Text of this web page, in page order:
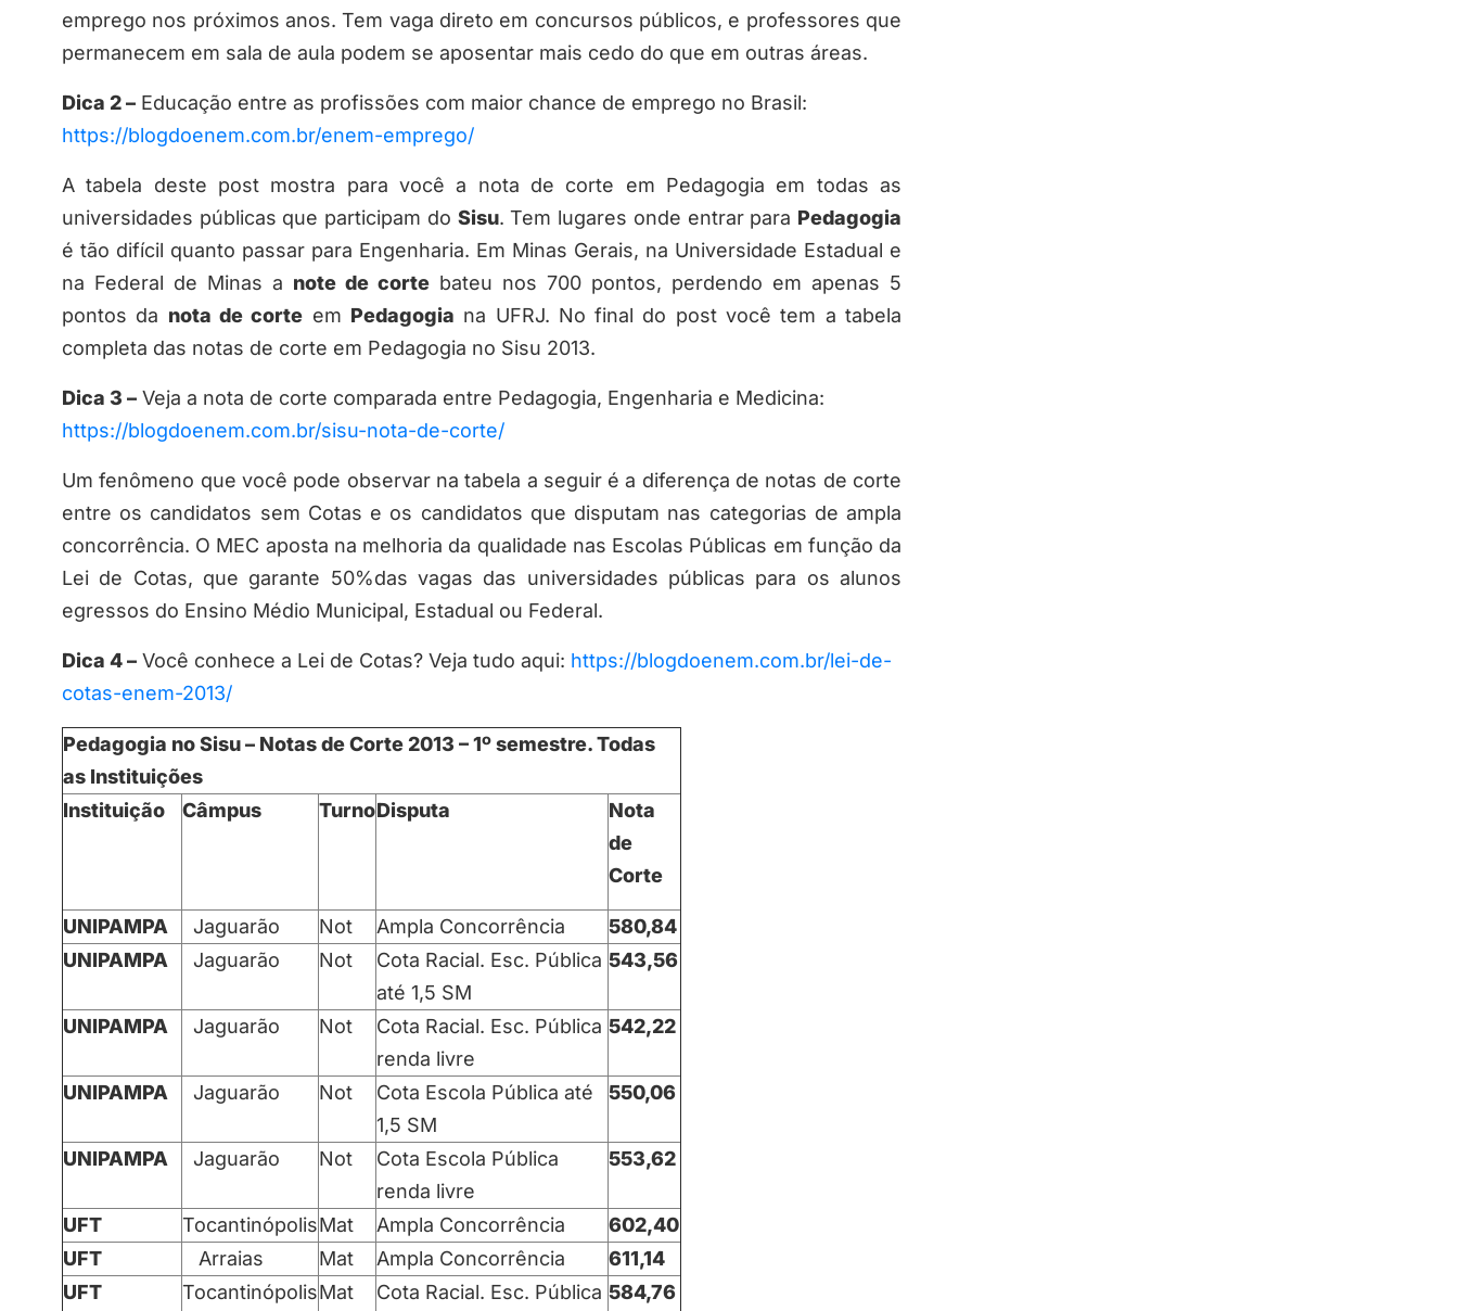
emprego nos próximos anos. Tem vaga direto em concursos públicos, e professores que
permanecem em sala de aula podem se aposentar mais cedo do que em outras áreas.
Dica 2 – Educação entre as profissões com maior chance de emprego no Brasil:
https://blogdoenem.com.br/enem-emprego/
A tabela deste post mostra para você a nota de corte em Pedagogia em todas as
universidades públicas que participam do Sisu. Tem lugares onde entrar para Pedagogia
é tão difícil quanto passar para Engenharia. Em Minas Gerais, na Universidade Estadual e
na Federal de Minas a note de corte bateu nos 700 pontos, perdendo em apenas 5
pontos da nota de corte em Pedagogia na UFRJ. No final do post você tem a tabela
completa das notas de corte em Pedagogia no Sisu 2013.
Dica 3 – Veja a nota de corte comparada entre Pedagogia, Engenharia e Medicina:
https://blogdoenem.com.br/sisu-nota-de-corte/
Um fenômeno que você pode observar na tabela a seguir é a diferença de notas de corte
entre os candidatos sem Cotas e os candidatos que disputam nas categorias de ampla
concorrência. O MEC aposta na melhoria da qualidade nas Escolas Públicas em função da
Lei de Cotas, que garante 50%das vagas das universidades públicas para os alunos
egressos do Ensino Médio Municipal, Estadual ou Federal.
Dica 4 – Você conhece a Lei de Cotas? Veja tudo aqui: https://blogdoenem.com.br/lei-de-
cotas-enem-2013/
Pedagogia no Sisu – Notas de Corte 2013 – 1º semestre. Todas
as Instituições
Instituição
Câmpus TurnoDisputa
Nota
de
Corte
UNIPAMPA Jaguarão Not Ampla Concorrência
580,84
UNIPAMPA
Jaguarão Not
Cota Racial. Esc. Pública
até 1,5 SM
543,56
UNIPAMPA Jaguarão Not
Cota Racial. Esc. Pública
renda livre
542,22
UNIPAMPA Jaguarão Not
Cota Escola Pública até
1,5 SM
550,06
UNIPAMPA Jaguarão Not
Cota Escola Pública
renda livre
553,62
UFT TocantinópolisMat Ampla Concorrência
602,40
UFT
Arraias Mat Ampla Concorrência
611,14
UFT
TocantinópolisMat
Cota Racial. Esc. Pública 584,76